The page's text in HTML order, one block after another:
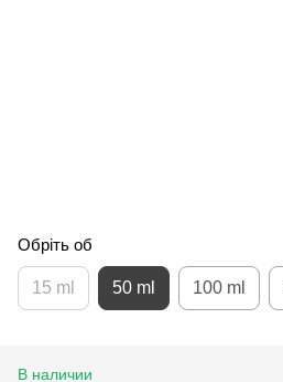
Обріть об
15 ml 50 ml 100 ml
В наличии